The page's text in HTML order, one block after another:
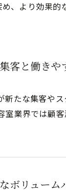
、より効果
客と働き
新たな集客や
室業界では顧
ボリューム